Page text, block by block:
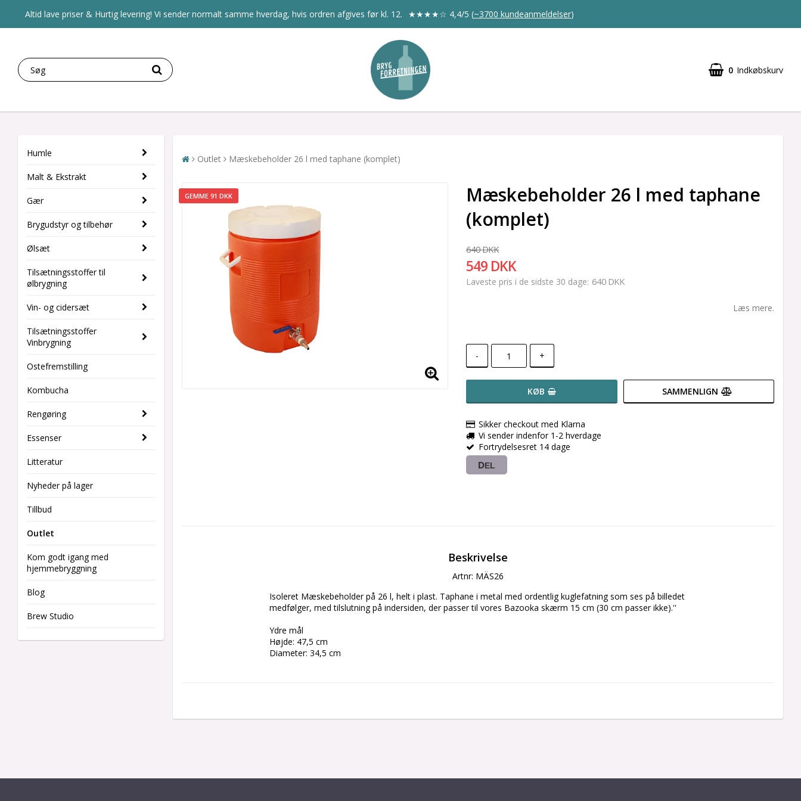
Altid lave priser & Hurtig levering! Vi sender normalt samme hverdag, hvis ordren afgives før kl. 12. ★★★★☆ 4,4/5 (~3700 kundeanmeldelser)
0 Indkøbskurv
Humle
Malt & Ekstrakt
Gær
Brygudstyr og tilbehør
Ølsæt
Tilsætningsstoffer til
ølbrygning
Vin- og cidersæt
Tilsætningsstoffer
Vinbrygning
Ostefremstilling
Kombucha
Rengøring
Essenser
Litteratur
Nyheder på lager
Tillbud
Outlet
Kom godt igang med
hjemmebryggning
Blog
Brew Studio
Outlet Mæskebeholder 26 l med taphane (komplet)
GEMME 91 DKK
Mæskebeholder 26 l med taphane
(komplet)
640 DKK
549 DKK
Laveste pris i de sidste 30 dage 640 DKK
Læs mere.
- +
KØB SAMMENLIGN
Sikker checkout med Klarna
Vi sender indenfor 1-2 hverdage
Fortrydelsesret 14 dage
DEL
Beskrivelse
Artnr: MÄS26
Isoleret Mæskebeholder på 26 l, helt i plast. Taphane i metal med ordentlig kuglefatning som ses på billedet
medfølger, med tilslutning på indersiden, der passer til vores Bazooka skærm 15 cm (30 cm passer ikke).''
Ydre mål
Højde: 47,5 cm
Diameter: 34,5 cm